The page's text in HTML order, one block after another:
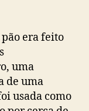
era feito
uma
de uma
usada como